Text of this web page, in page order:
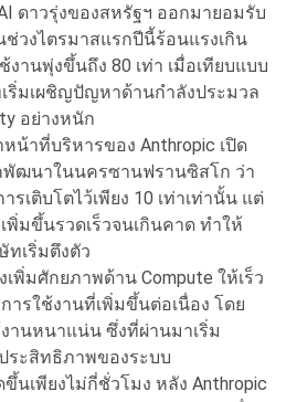
ดาวรุ่งของสหรัฐฯ ออกมายอมรับ
ช่วงไตรมาสแรกปีนี้ร้อนแรงเกิน
านพุ่งขึ้นถึง 80 เท่า เมื่อเทียบแบบ
เริ่มเผชิญปัญหาด้านกำลังประมวล
อย่างหนัก
หน้าที่บริหารของ Anthropic เปิด
พัฒนาในนครซานฟรานซิสโก ว่า
รเติบโตไว้เพียง 10 เท่าเท่านั้น แต่
พิ่มขึ้นรวดเร็วจนเกินคาด ทำให้
ทเริ่มตึงตัว
เพิ่มศักยภาพด้าน Compute ให้เร็ว
ารใช้งานที่เพิ่มขึ้นต่อเนื่อง โดย
านหนาแน่น ซึ่งที่ผ่านมาเริ่ม
ระสิทธิภาพของระบบ
นเพียงไม่กี่ชั่วโมง หลัง Anthropic